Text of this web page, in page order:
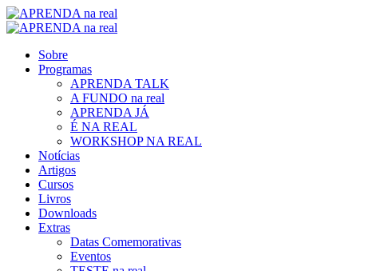
Sobre
Programas
APRENDA TALK
A FUNDO na real
APRENDA JÁ
É NA REAL
WORKSHOP NA REAL
Notícias
Artigos
Cursos
Livros
Downloads
Extras
Datas Comemorativas
Eventos